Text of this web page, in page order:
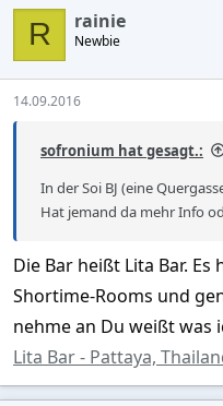
R rainie
Newbie
14.09.2016
sofronium hat gesagt.:
In der Soi BJ (eine
Hat jemand da mehr Info
Die Bar heißt Lita Bar.
Shortime-Rooms und
nehme an Du weißt was
Lita Bar - Pattaya,